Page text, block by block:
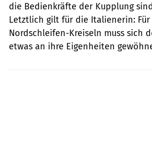
die Bedienkräfte der Kupplung
Letztlich gilt für die Italienerin:
Nordschleifen-Kreiseln muss sich
etwas an ihre Eigenheiten